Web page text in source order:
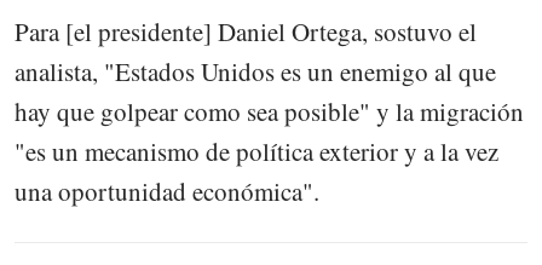
Para [el presidente] Daniel Ortega, sostuvo el
analista, "Estados Unidos es un enemigo al que
hay que golpear como sea posible" y la migración
"es un mecanismo de política exterior y a la vez
una oportunidad económica".